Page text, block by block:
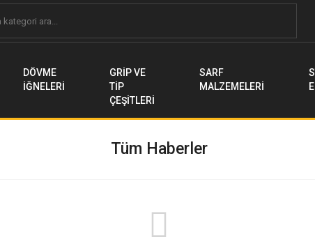
DÖVME
İĞNELERİ
GRİP VE
TİP
ÇEŞİTLERİ
SARF
MALZEMELERİ
Tüm Haberler